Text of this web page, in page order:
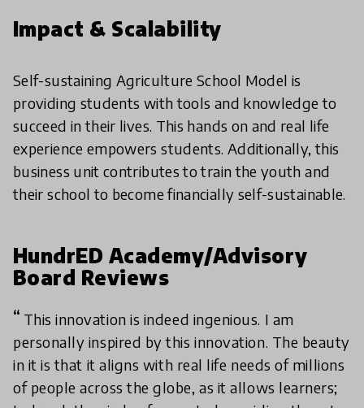
Impact & Scalability
Self-sustaining Agriculture School Model is
providing students with tools and knowledge to
succeed in their lives. This hands on and real life
experience empowers students. Additionally, this
business unit contributes to train the youth and
their school to become financially self-sustainable.
HundrED Academy/Advisory
Board Reviews
This innovation is indeed ingenious. I am
personally inspired by this innovation. The beauty
in it is that it aligns with real life needs of millions
of people across the globe, as it allows learners;